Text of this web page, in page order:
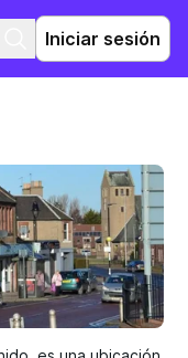
Iniciar sesión